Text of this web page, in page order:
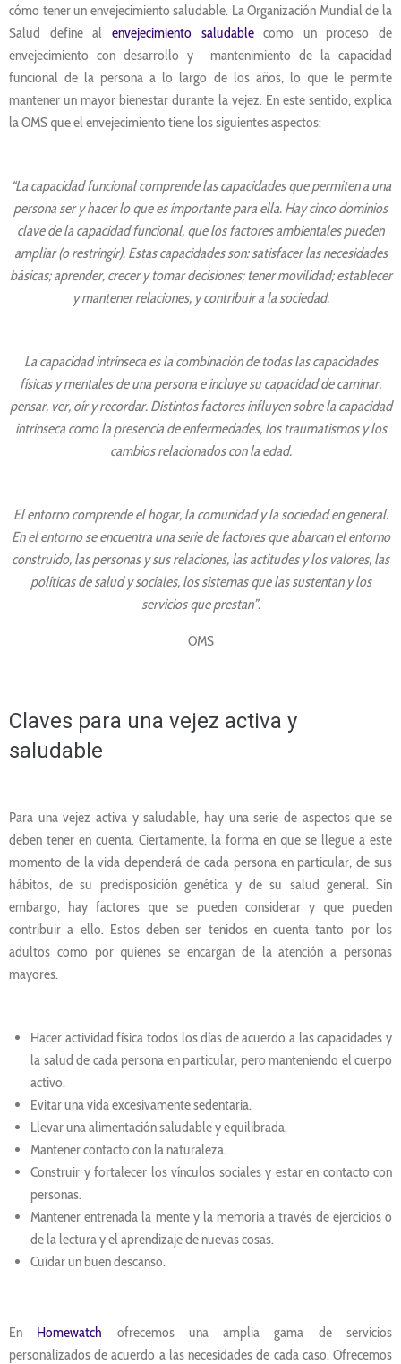
cómo tener un envejecimiento saludable. La Organización Mundial de la
Salud define al envejecimiento saludablecomo un proceso de
envejecimiento con desarrollo y mantenimiento de la capacidad
funcional de la persona a lo largo de los años, lo que le permite
mantener un mayor bienestar durante la vejez. En este sentido, explica
la OMS que el envejecimiento tiene los siguientes aspectos:
“La capacidad funcional comprende las capacidades que permiten a una
persona ser y hacer lo que es importante para ella. Hay cinco dominios
clave de la capacidad funcional, que los factores ambientales pueden
ampliar (o restringir). Estas capacidades son: satisfacer las necesidades
básicas; aprender, crecer y tomar decisiones; tener movilidad; establecer
y mantener relaciones, y contribuir a la sociedad.
La capacidad intrínseca es la combinación de todas las capacidades
físicas y mentales de una persona e incluye su capacidad de caminar,
pensar, ver, oír y recordar. Distintos factores influyen sobre la capacidad
intrínseca como la presencia de enfermedades, los traumatismos y los
cambios relacionados con la edad.
El entorno comprende el hogar, la comunidad y la sociedad en general.
En el entorno se encuentra una serie de factores que abarcan el entorno
construido, las personas y sus relaciones, las actitudes y los valores, las
políticas de salud y sociales, los sistemas que las sustentan y los
servicios que prestan”.
OMS
Claves para una vejez activa y
saludable
Para una vejez activa y saludable, hay una serie de aspectos que se
deben tener en cuenta. Ciertamente, la forma en que se llegue a este
momento de la vida dependerá de cada persona en particular, de sus
hábitos, de su predisposición genética y de su salud general. Sin
embargo, hay factores que se pueden considerar y que pueden
contribuir a ello. Estos deben ser tenidos en cuenta tanto por los
adultos como por quienes se encargan de la atención a personas
mayores.
Hacer actividad física todos los días de acuerdo a las capacidades y
la salud de cada persona en particular, pero manteniendo el cuerpo
activo.
Evitar una vida excesivamente sedentaria.
Llevar una alimentación saludable y equilibrada.
Mantener contacto con la naturaleza.
Construir y fortalecer los vínculos sociales y estar en contacto con
personas.
Mantener entrenada la mente y la memoria a través de ejercicios o
de la lectura y el aprendizaje de nuevas cosas.
Cuidar un buen descanso.
En Homewatch ofrecemos una amplia gama de servicios
personalizados de acuerdo a las necesidades de cada caso. Ofrecemos